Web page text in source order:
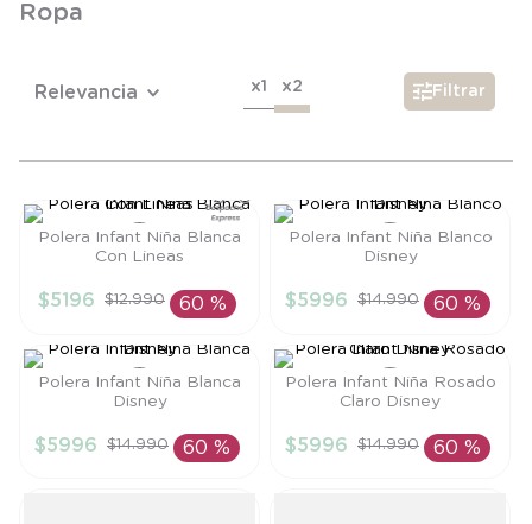
Ropa
Relevancia x1 x2 Filtrar
AÑADIR AL
CARRITO
Polera Infant Niña Blanca
Con Lineas
$5196 $12.990 60 %
AÑADIR AL
CARRITO
Polera Infant Niña Blanco
Disney
$5996 $14.990 60 %
Polera Infant Niña Blanca
Disney
$5996 $14.990 60 %
Polera Infant Niña Rosado
Claro Disney
$5996 $14.990 60 %
6
8.
saco dormir
9.
saco
10. poleron